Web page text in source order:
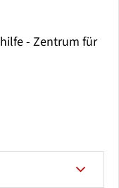
- Zentrum für